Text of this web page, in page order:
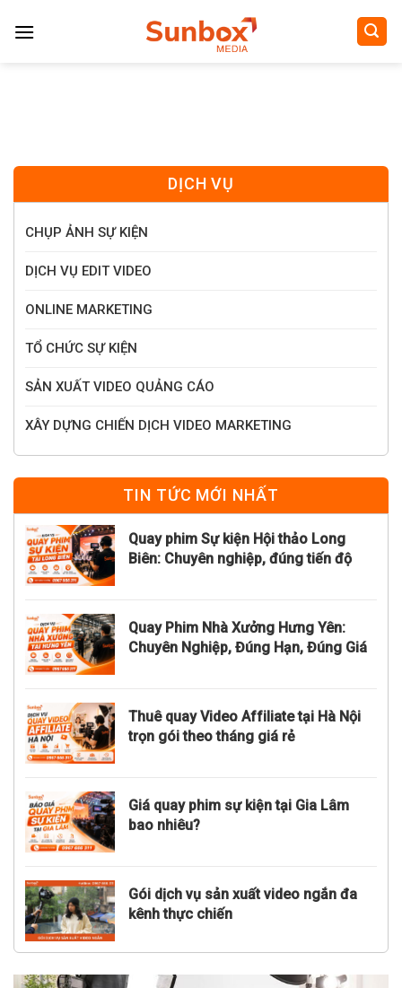
DỊCH VỤ
CHỤP ẢNH SỰ KIỆN
DỊCH VỤ EDIT VIDEO
ONLINE MARKETING
TỔ CHỨC SỰ KIỆN
SẢN XUẤT VIDEO QUẢNG CÁO
XÂY DỰNG CHIẾN DỊCH VIDEO MARKETING
TIN TỨC MỚI NHẤT
Quay phim Sự kiện Hội thảo Long
Biên: Chuyên nghiệp, đúng tiến độ
Quay Phim Nhà Xưởng Hưng Yên:
Chuyên Nghiệp, Đúng Hạn, Đúng Giá
Thuê quay Video Affiliate tại Hà Nội
trọn gói theo tháng giá rẻ
Giá quay phim sự kiện tại Gia Lâm
bao nhiêu?
Gói dịch vụ sản xuất video ngắn đa
kênh thực chiến